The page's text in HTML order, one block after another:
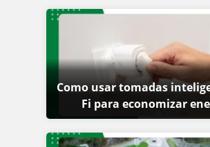
Como usar tomadas
Fi para economizar